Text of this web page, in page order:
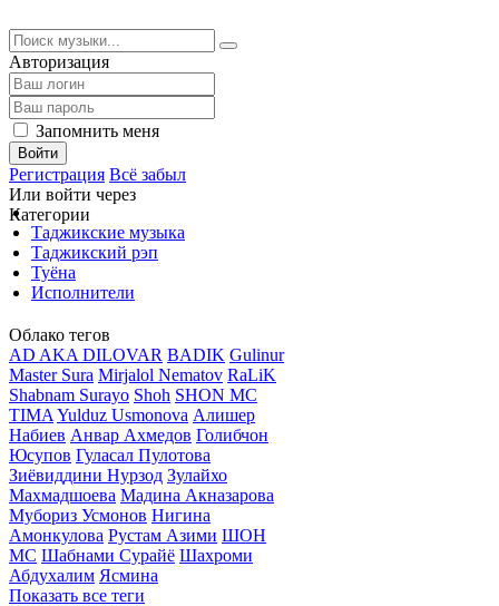
Авторизация
Запомнить меня
Войти
Регистрация Всё забыл
Или войти через
Категории
Таджикские музыка
Таджикский рэп
Туёна
Исполнители
Облако тегов
AD AKA DILOVAR BADIK Gulinur
Master Sura Mirjalol Nematov RaLiK
Shabnam Surayo Shoh SHON MC
TIMA Yulduz Usmonova Алишер
Набиев Анвар Ахмедов Голибчон
Юсупов Гуласал Пулотова
Зиёвиддини Нурзод Зулайхо
Махмадшоева Мадина Акназарова
Мубориз Усмонов Нигина
Амонкулова Рустам Азими ШОН
МС Шабнами Сурайё Шахроми
Абдухалим Ясмина
Показать все теги